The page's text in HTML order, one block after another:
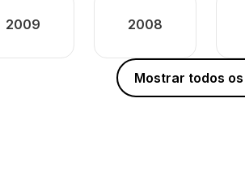
2009 2008
Mostrar todos